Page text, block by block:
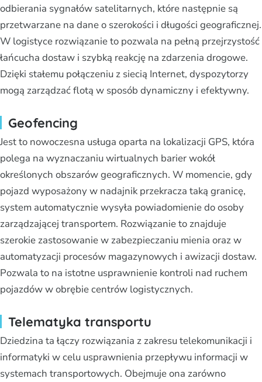
odbierania sygnałów satelitarnych, które następnie są
przetwarzane na dane o szerokości i długości geograficznej.
W logistyce rozwiązanie to pozwala na pełną przejrzystość
łańcucha dostaw i szybką reakcję na zdarzenia drogowe.
Dzięki stałemu połączeniu z siecią Internet, dyspozytorzy
mogą zarządzać flotą w sposób dynamiczny i efektywny.
Geofencing
Jest to nowoczesna usługa oparta na lokalizacji GPS, która
polega na wyznaczaniu wirtualnych barier wokół
określonych obszarów geograficznych. W momencie, gdy
pojazd wyposażony w nadajnik przekracza taką granicę,
system automatycznie wysyła powiadomienie do osoby
zarządzającej transportem. Rozwiązanie to znajduje
szerokie zastosowanie w zabezpieczaniu mienia oraz w
automatyzacji procesów magazynowych i awizacji dostaw.
Pozwala to na istotne usprawnienie kontroli nad ruchem
pojazdów w obrębie centrów logistycznych.
Telematyka transportu
Dziedzina ta łączy rozwiązania z zakresu telekomunikacji i
informatyki w celu usprawnienia przepływu informacji w
systemach transportowych. Obejmuje ona zarówno